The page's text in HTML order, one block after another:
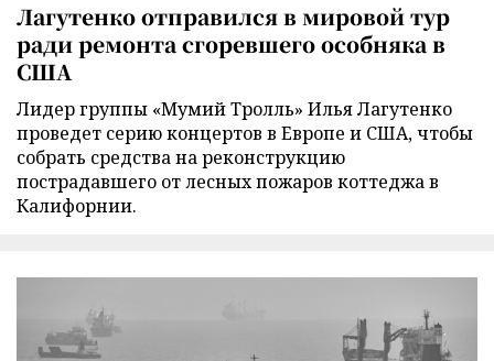
Лагутенко отправился в мировой тур
ради ремонта сгоревшего особняка в
США
Лидер группы «Мумий Тролль» Илья Лагутенко
проведет серию концертов в Европе и США, чтобы
собрать средства на реконструкцию
пострадавшего от лесных пожаров коттеджа в
Калифорнии.